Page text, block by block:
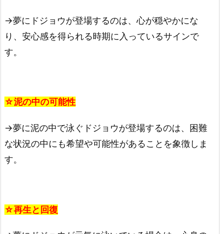
→夢にドジョウが登場するのは、心が穏やかにな
り、安心感を得られる時期に入っているサインで
す。
☆泥の中の可能性
→夢に泥の中で泳ぐドジョウが登場するのは、困難
な状況の中にも希望や可能性があることを象徴しま
す。
☆再生と回復